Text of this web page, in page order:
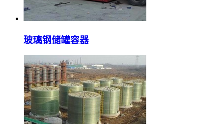
玻璃钢储罐容器